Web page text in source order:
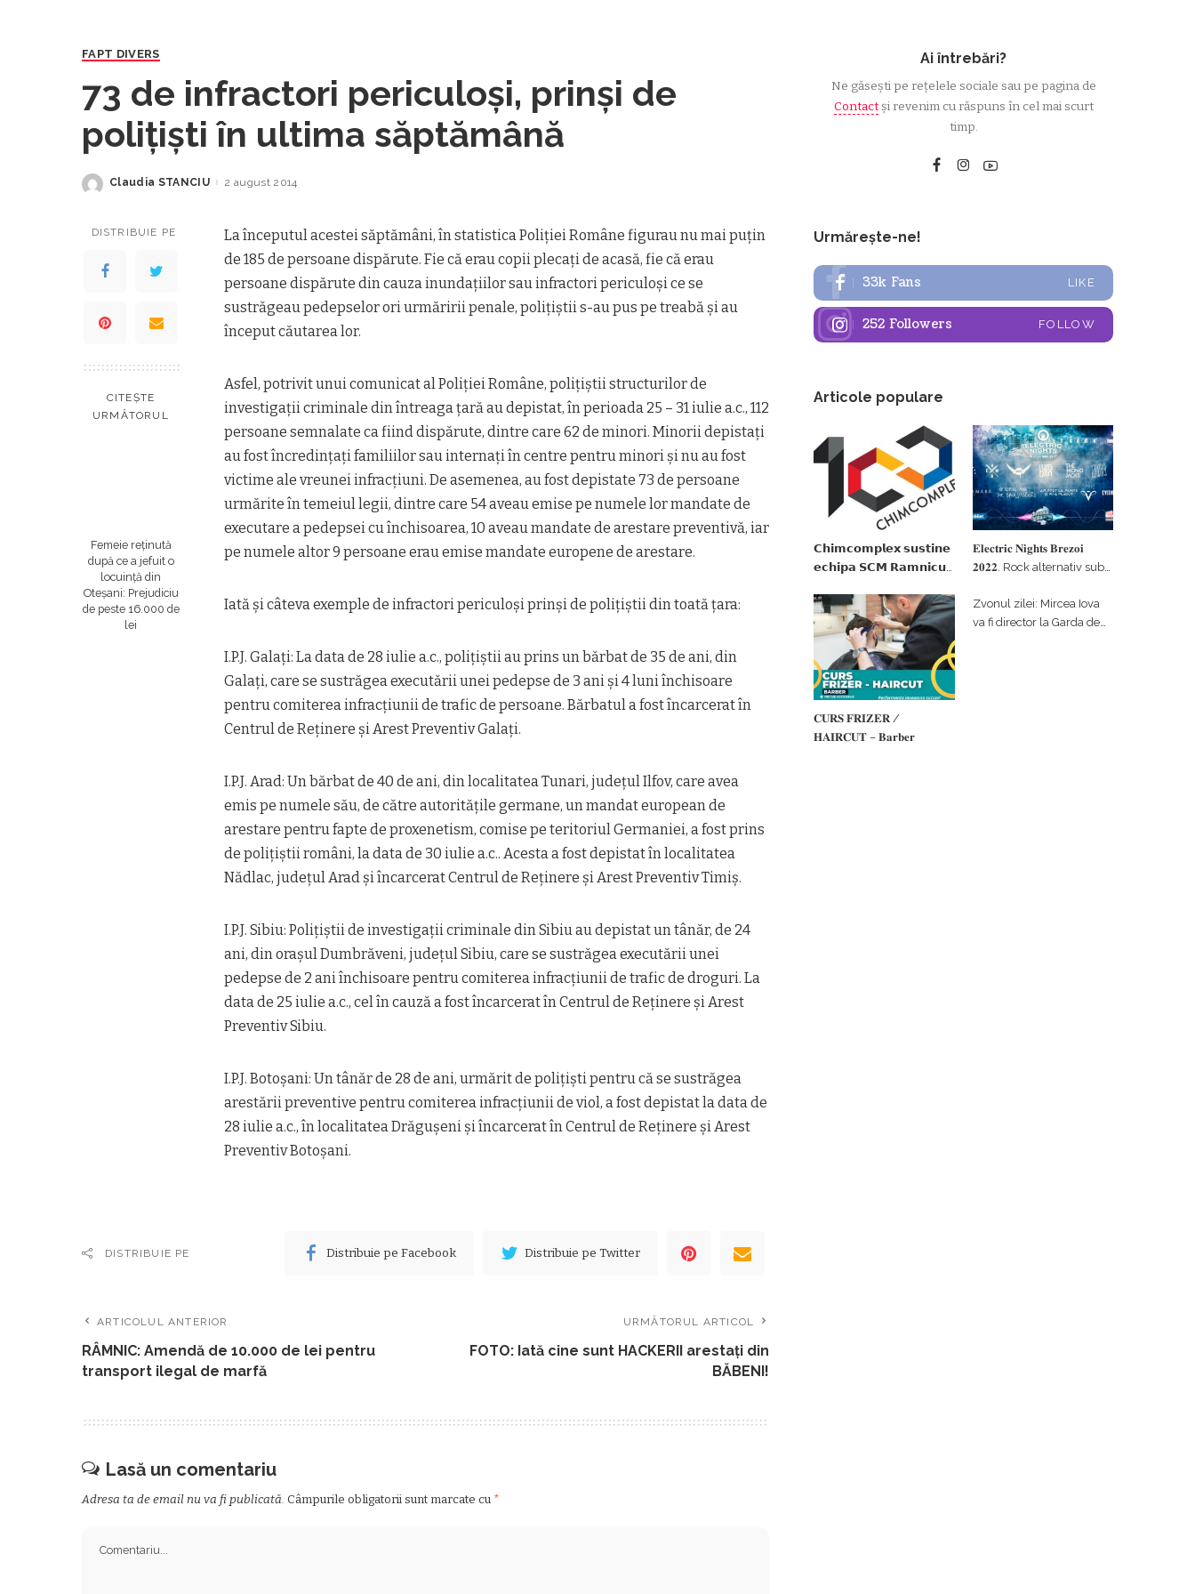
FAPT DIVERS
73 de infractori periculoşi, prinşi de
poliţişti în ultima săptămână
Posted
Claudia STANCIU 2 august 2014
DISTRIBUIE PE
CITEȘTE
URMĂTORUL
Femeie reținută
după ce a jefuit o
locuință din
Oteșani: Prejudiciu
de peste 16.000 de
lei
La începutul acestei săptămâni, în statistica Poliţiei Române figurau nu mai puţin
de 185 de persoane dispărute. Fie că erau copii plecaţi de acasă, fie că erau
persoane dispărute din cauza inundaţiilor sau infractori periculoşi ce se
sustrăgeau pedepselor ori urmăririi penale, poliţiştii s-au pus pe treabă şi au
început căutarea lor.
Asfel, potrivit unui comunicat al Poliţiei Române, poliţiştii structurilor de
investigaţii criminale din întreaga ţară au depistat, în perioada 25 – 31 iulie a.c., 112
persoane semnalate ca fiind dispărute, dintre care 62 de minori. Minorii depistaţi
au fost încredinţaţi familiilor sau internaţi în centre pentru minori şi nu au fost
victime ale vreunei infracţiuni. De asemenea, au fost depistate 73 de persoane
urmărite în temeiul legii, dintre care 54 aveau emise pe numele lor mandate de
executare a pedepsei cu închisoarea, 10 aveau mandate de arestare preventivă, iar
pe numele altor 9 persoane erau emise mandate europene de arestare.
Iată şi câteva exemple de infractori periculoşi prinşi de poliţiştii din toată ţara:
I.P.J. Galaţi: La data de 28 iulie a.c., poliţiştii au prins un bărbat de 35 de ani, din
Galaţi, care se sustrăgea executării unei pedepse de 3 ani şi 4 luni închisoare
pentru comiterea infracţiunii de trafic de persoane. Bărbatul a fost încarcerat în
Centrul de Reţinere şi Arest Preventiv Galaţi.
I.P.J. Arad: Un bărbat de 40 de ani, din localitatea Tunari, judeţul Ilfov, care avea
emis pe numele său, de către autorităţile germane, un mandat european de
arestare pentru fapte de proxenetism, comise pe teritoriul Germaniei, a fost prins
de poliţiştii români, la data de 30 iulie a.c.. Acesta a fost depistat în localitatea
Nădlac, judeţul Arad şi încarcerat Centrul de Reţinere şi Arest Preventiv Timiş.
I.P.J. Sibiu: Poliţiştii de investigaţii criminale din Sibiu au depistat un tânăr, de 24
ani, din oraşul Dumbrăveni, judeţul Sibiu, care se sustrăgea executării unei
pedepse de 2 ani închisoare pentru comiterea infracţiunii de trafic de droguri. La
data de 25 iulie a.c., cel în cauză a fost încarcerat în Centrul de Reţinere şi Arest
Preventiv Sibiu.
I.P.J. Botoşani: Un tânăr de 28 de ani, urmărit de poliţişti pentru că se sustrăgea
arestării preventive pentru comiterea infracţiunii de viol, a fost depistat la data de
28 iulie a.c., în localitatea Drăguşeni şi încarcerat în Centrul de Reţinere şi Arest
Preventiv Botoşani.
DISTRIBUIE PE Distribuie pe Facebook Distribuie pe Twitter
ARTICOLUL ANTERIOR
RÂMNIC: Amendă de 10.000 de lei pentru
transport ilegal de marfă
URMĂTORUL ARTICOL
FOTO: Iată cine sunt HACKERII arestaţi din
BĂBENI!
Lasă un comentariu
Adresa ta de email nu va fi publicată. Câmpurile obligatorii sunt marcate cu *
Ai întrebări?
Ne găsești pe rețelele sociale sau pe pagina de
Contactși revenim cu răspuns în cel mai scurt
timp.
Urmărește-ne!
33k Fans LIKE
252 Followers FOLLOW
Articole populare
𝗖𝗵𝗶𝗺𝗰𝗼𝗺𝗽𝗹𝗲𝘅 𝘀𝘂𝘀𝘁𝗶𝗻𝗲
𝗲𝗰𝗵𝗶𝗽𝗮 𝗦𝗖𝗠 𝗥𝗮𝗺𝗻𝗶𝗰𝘂
𝗽𝗮𝗿𝘁𝗲𝗻𝗲𝗿 𝗳𝗶𝗻𝗮𝗻𝘁𝗮𝘁𝗼𝗿
𝐄𝐥𝐞𝐜𝐭𝐫𝐢𝐜 𝐍𝐢𝐠𝐡𝐭𝐬 𝐁𝐫𝐞𝐳𝐨𝐢
𝟐𝟎𝟐𝟐. Rock alternativ sub
#𝐁𝐫𝐞𝐳𝐨𝐢𝐮𝐥𝐋𝐮𝐦𝐢𝐢
𝐂𝐔𝐑𝐒 𝐅𝐑𝐈𝐙𝐄𝐑 /
𝐇𝐀𝐈𝐑𝐂𝐔𝐓 – 𝐁𝐚𝐫𝐛𝐞𝐫
Zvonul zilei: Mircea Iova
va fi director la Garda de